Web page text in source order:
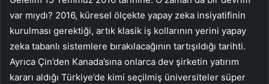
var mıydı? 2016, küresel ölçekte yapay ze­ka insiyatifinin
kurulması gerektiği, artık klasik iş kol­larının yerini yapay
zeka tabanlı sistemlere bırakıla­cağının tartışıldığı tarihti.
Ayrıca Çin’den Kanada’sı­na onlarca dev şirketin ya­tırım
kararı aldığı Türki­ye’de kimi seçilmiş üniver­siteler süper